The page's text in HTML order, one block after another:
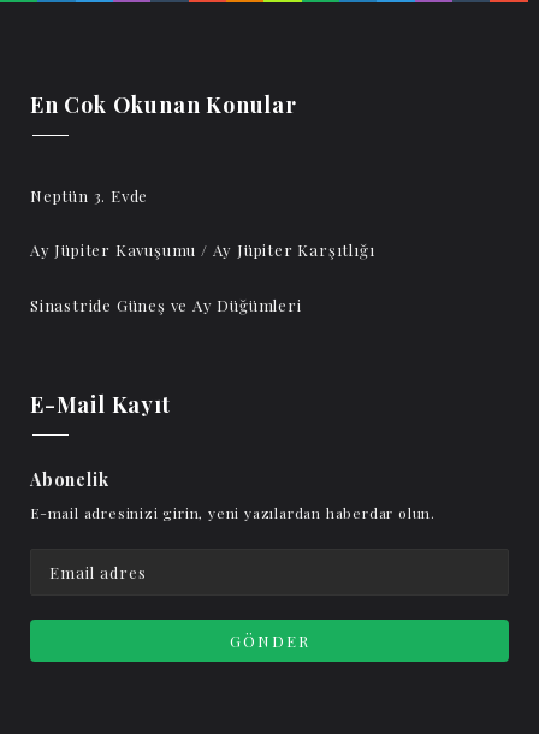
En Cok Okunan Konular
Neptün 3. Evde
Ay Jüpiter Kavuşumu / Ay Jüpiter Karşıtlığı
Sinastride Güneş ve Ay Düğümleri
E-Mail Kayıt
Abonelik
E-mail adresinizi girin, yeni yazılardan haberdar olun.